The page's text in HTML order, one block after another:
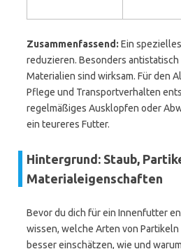
Zusammenfassend: Ein
reduzieren. Besonders
Materialien sind wirksam. Für den
Pflege und Transportverhalten
regelmäßiges Ausklopfen oder
ein teureres Futter.
Hintergrund: Staub,
Materialeigenschaften
Bevor du dich für ein Innenfutter
wissen, welche Arten von Partikeln
besser einschätzen, wie und